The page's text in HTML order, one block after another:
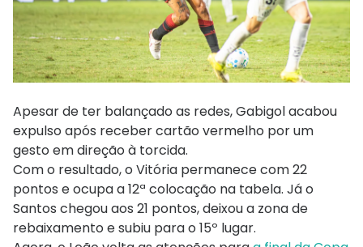
Apesar de ter balançado as redes, Gabigol acabou
expulso após receber cartão vermelho por um
gesto em direção à torcida.
Com o resultado, o Vitória permanece com 22
pontos e ocupa a 12ª colocação na tabela. Já o
Santos chegou aos 21 pontos, deixou a zona de
rebaixamento e subiu para o 15º lugar.